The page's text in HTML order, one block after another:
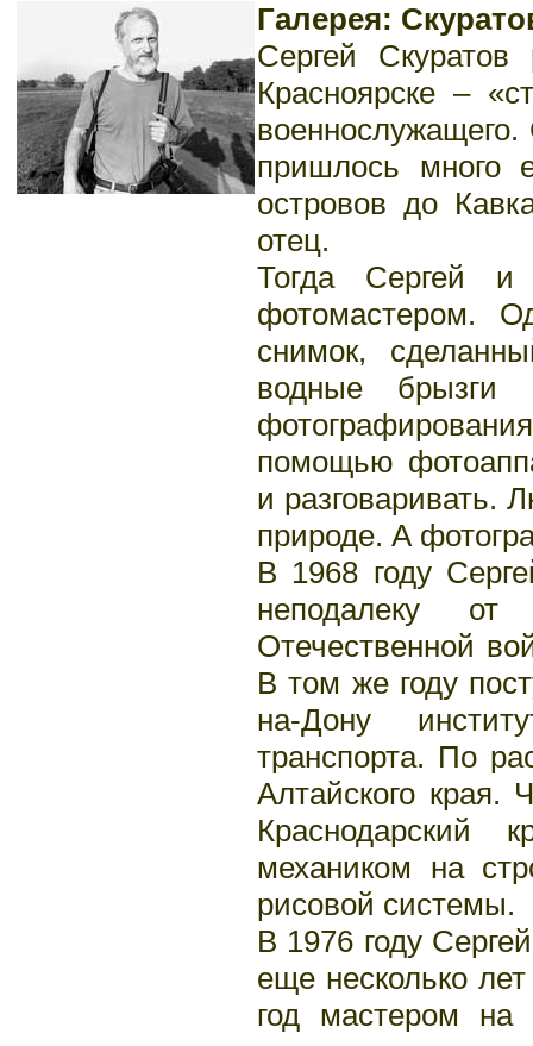
Галерея:
Сергей
Красноярске –
пришлось много
островов до
отец.
Тогда Сергей и
фотомастером.
снимок,
водные
помощью
и разговаривать.
природе. А
В 1968 году
неподалеку
Отечественной
В том же году
на-Дону
транспорта. По
Алтайского края.
Краснодарский
механиком на
рисовой системы.
В 1976 году
еще несколько
год мастером на